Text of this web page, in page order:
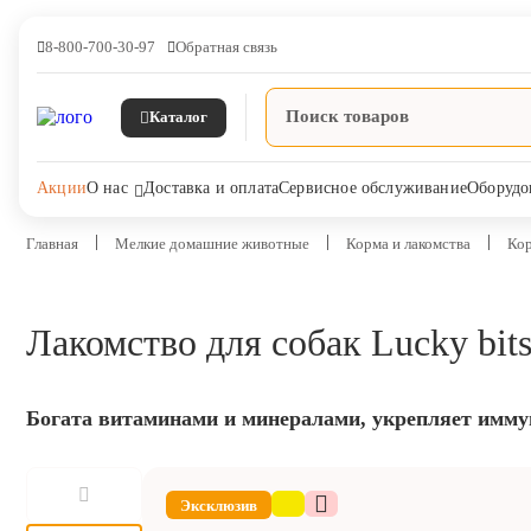
8-800-700-30-97 Обратная связь
Каталог
АкцииО нас Доставка и оплатаСервисное обслуживание
Ветпрепараты
Дезинфекция, дератизация,
Главная Мелкие домашние животные Корма и лакомства
Лакомство для собак Lucky
Богата витаминами и минералами, укрепляет
Эксклюзив